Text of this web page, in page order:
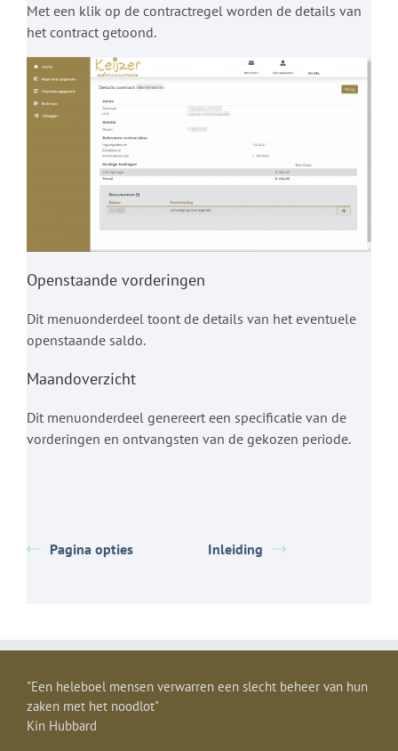
Met een klik op de contractregel worden de details van
het contract getoond.
Openstaande vorderingen
Dit menuonderdeel toont de details van het eventuele
openstaande saldo.
Maandoverzicht
Dit menuonderdeel genereert een specificatie van de
vorderingen en ontvangsten van de gekozen periode.
Pagina opties Inleiding
"Een heleboel mensen verwarren een slecht beheer van hun
zaken met het noodlot"
Kin Hubbard